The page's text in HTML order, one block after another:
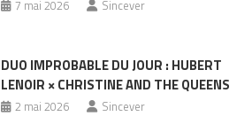
7 mai 2026 Sincever
DUO IMPROBABLE DU JOUR : HUBERT
LENOIR × CHRISTINE AND THE QUEENS
2 mai 2026 Sincever